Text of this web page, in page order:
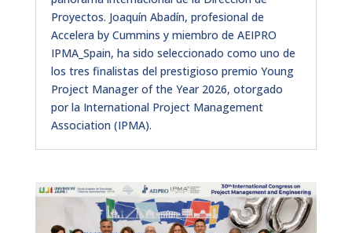
Proyectos. Joaquín Abadín, profesional de
Accelera by Cummins y miembro de AEIPRO
IPMA_Spain, ha sido seleccionado como uno de
los tres finalistas del prestigioso premio Young
Project Manager of the Year 2026, otorgado
por la International Project Management
Association (IPMA).